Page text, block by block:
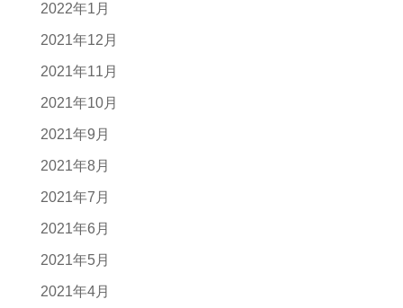
2022年1月
2021年12月
2021年11月
2021年10月
2021年9月
2021年8月
2021年7月
2021年6月
2021年5月
2021年4月